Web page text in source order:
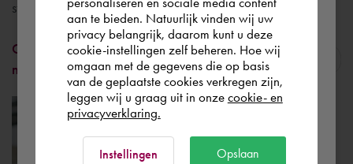
strategie
Cadac Connect | Integreer jouw systemen
naadloos
Nederland
Rest of the world
aan te bieden. Natuurlijk vinden wij uw
privacy belangrijk, daarom kunt u deze
cookie-instellingen zelf beheren. Hoe wij
omgaan met de gegevens die op basis
van de geplaatste cookies verkregen zijn,
leggen wij u graag uit in onze cookie- en
privacyverklaring.
Instellingen Opslaan